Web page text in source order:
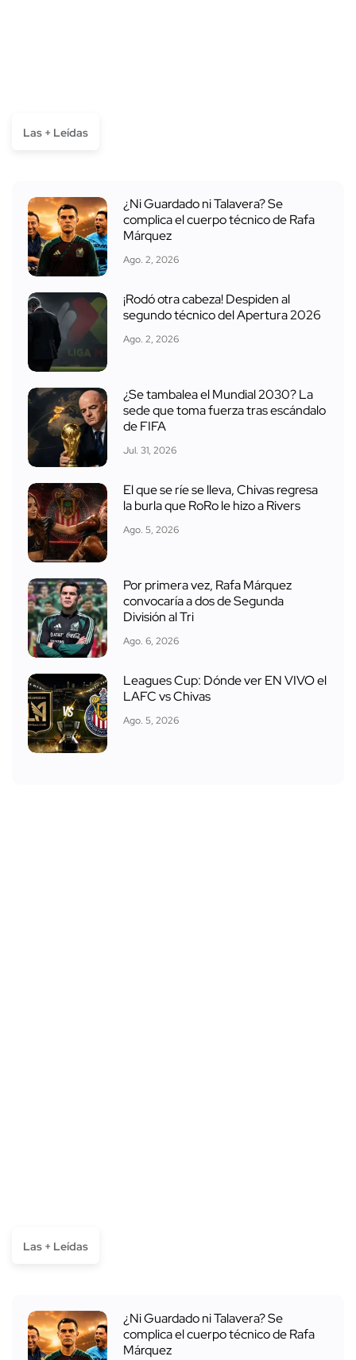
Las + Leídas
¿Ni Guardado ni Talavera? Se
complica el cuerpo técnico de Rafa
Márquez
Ago. 2, 2026
¡Rodó otra cabeza! Despiden al
segundo técnico del Apertura 2026
Ago. 2, 2026
¿Se tambalea el Mundial 2030? La
sede que toma fuerza tras escándalo
de FIFA
Jul. 31, 2026
El que se ríe se lleva, Chivas regresa
la burla que RoRo le hizo a Rivers
Ago. 5, 2026
Por primera vez, Rafa Márquez
convocaría a dos de Segunda
División al Tri
Ago. 6, 2026
Leagues Cup: Dónde ver EN VIVO el
LAFC vs Chivas
Ago. 5, 2026
Las + Leídas
¿Ni Guardado ni Talavera? Se
complica el cuerpo técnico de Rafa
Márquez